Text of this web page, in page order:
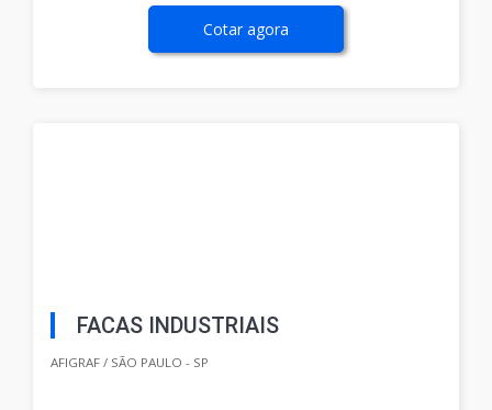
Cotar agora
FACAS INDUSTRIAIS
AFIGRAF / SÃO PAULO - SP